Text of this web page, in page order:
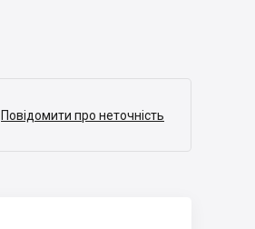
Повідомити про неточність